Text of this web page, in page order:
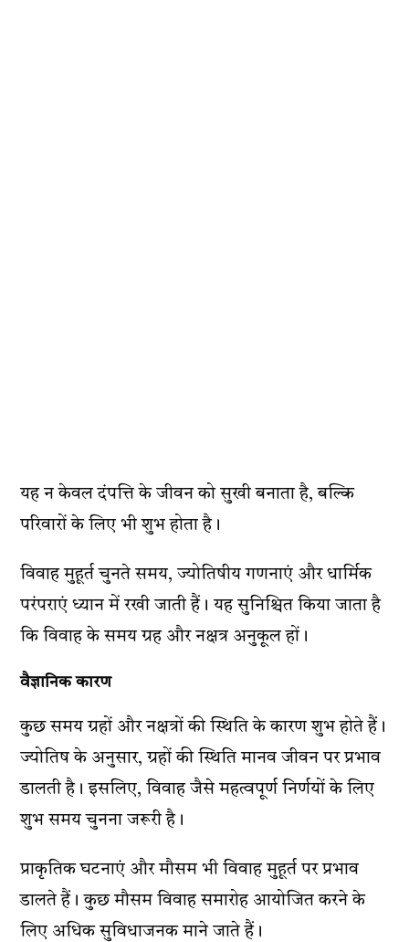
यह न केवल दंपत्ति के जीवन को सुखी बनाता है, बल्कि
परिवारों के लिए भी शुभ होता है।
विवाह मुहूर्त चुनते समय, ज्योतिषीय गणनाएं और धार्मिक
परंपराएं ध्यान में रखी जाती हैं। यह सुनिश्चित किया जाता है
कि विवाह के समय ग्रह और नक्षत्र अनुकूल हों।
वैज्ञानिक कारण
कुछ समय ग्रहों और नक्षत्रों की स्थिति के कारण शुभ होते हैं।
ज्योतिष के अनुसार, ग्रहों की स्थिति मानव जीवन पर प्रभाव
डालती है। इसलिए, विवाह जैसे महत्वपूर्ण निर्णयों के लिए
शुभ समय चुनना जरूरी है।
प्राकृतिक घटनाएं और मौसम भी विवाह मुहूर्त पर प्रभाव
डालते हैं। कुछ मौसम विवाह समारोह आयोजित करने के
लिए अधिक सुविधाजनक माने जाते हैं।